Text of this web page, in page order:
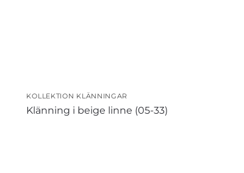
KOLLEKTION KLÄNNINGAR
Klänning i beige linne (05-33)